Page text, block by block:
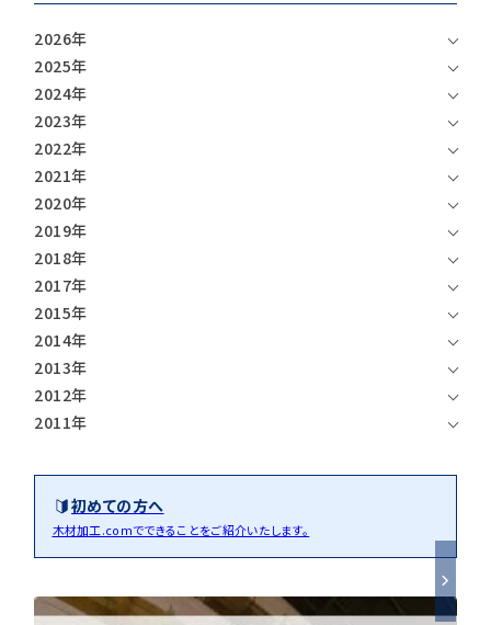
注意事項とよくある質問
フォトコンテスト
2026年
2025年
2024年
2023年
2022年
2021年
2020年
2019年
2018年
2017年
2015年
2014年
2013年
2012年
2011年
初めての方へ
木材加工.comでできることをご紹介いたします。